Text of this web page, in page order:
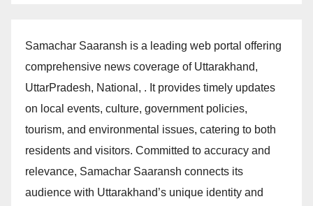
Samachar Saaransh is a leading web portal offering
comprehensive news coverage of Uttarakhand,
UttarPradesh, National, . It provides timely updates
on local events, culture, government policies,
tourism, and environmental issues, catering to both
residents and visitors. Committed to accuracy and
relevance, Samachar Saaransh connects its
audience with Uttarakhand’s unique identity and